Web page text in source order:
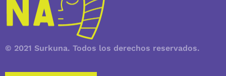
© 2021 Surkuna. Todos los derechos reservados.